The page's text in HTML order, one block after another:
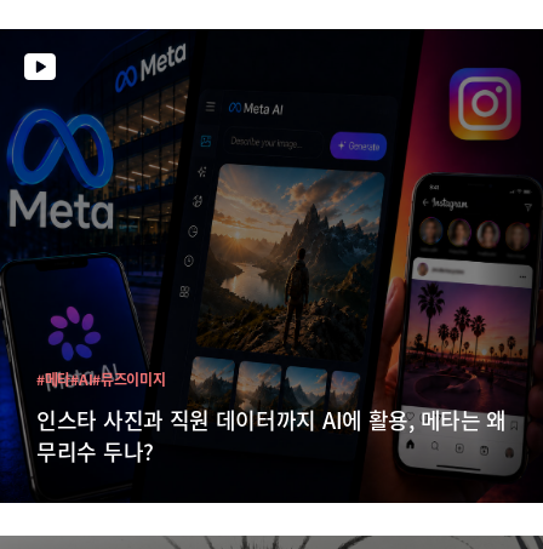
인스타 사진과 직원 데이터까지 AI에 활용, 메타는 왜
무리수 두나?
#메타#AI#뮤즈이미지